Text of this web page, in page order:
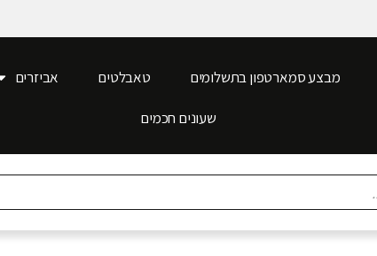
מבצע סמארטפון בתשלומים טאבלטים אביזרים
שעונים חכמים